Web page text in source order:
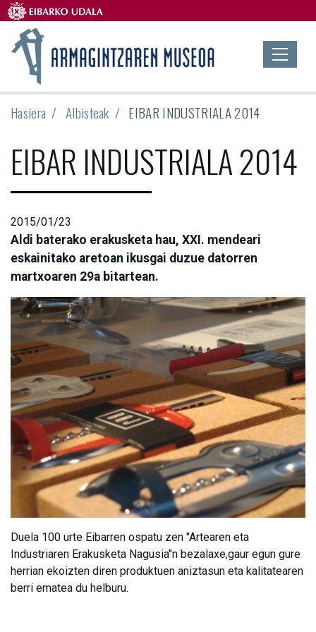
Hasiera Albisteak EIBAR INDUSTRIALA 2014
EIBAR INDUSTRIALA 2014
2015/01/23
Aldi baterako erakusketa hau, XXI. mendeari
eskainitako aretoan ikusgai duzue datorren
martxoaren 29a bitartean.
Duela 100 urte Eibarren ospatu zen "Artearen eta
Industriaren Erakusketa Nagusia"n bezalaxe,gaur egun gure
herrian ekoizten diren produktuen aniztasun eta kalitatearen
berri ematea du helburu.